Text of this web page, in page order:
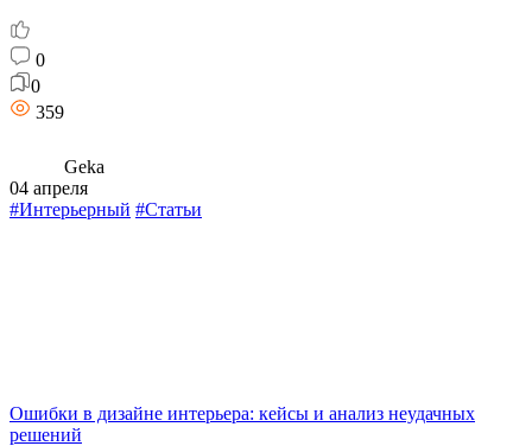
0
0
359
Geka
04 апреля
#Интерьерный #Статьи
Ошибки в дизайне интерьера: кейсы и анализ неудачных
решений